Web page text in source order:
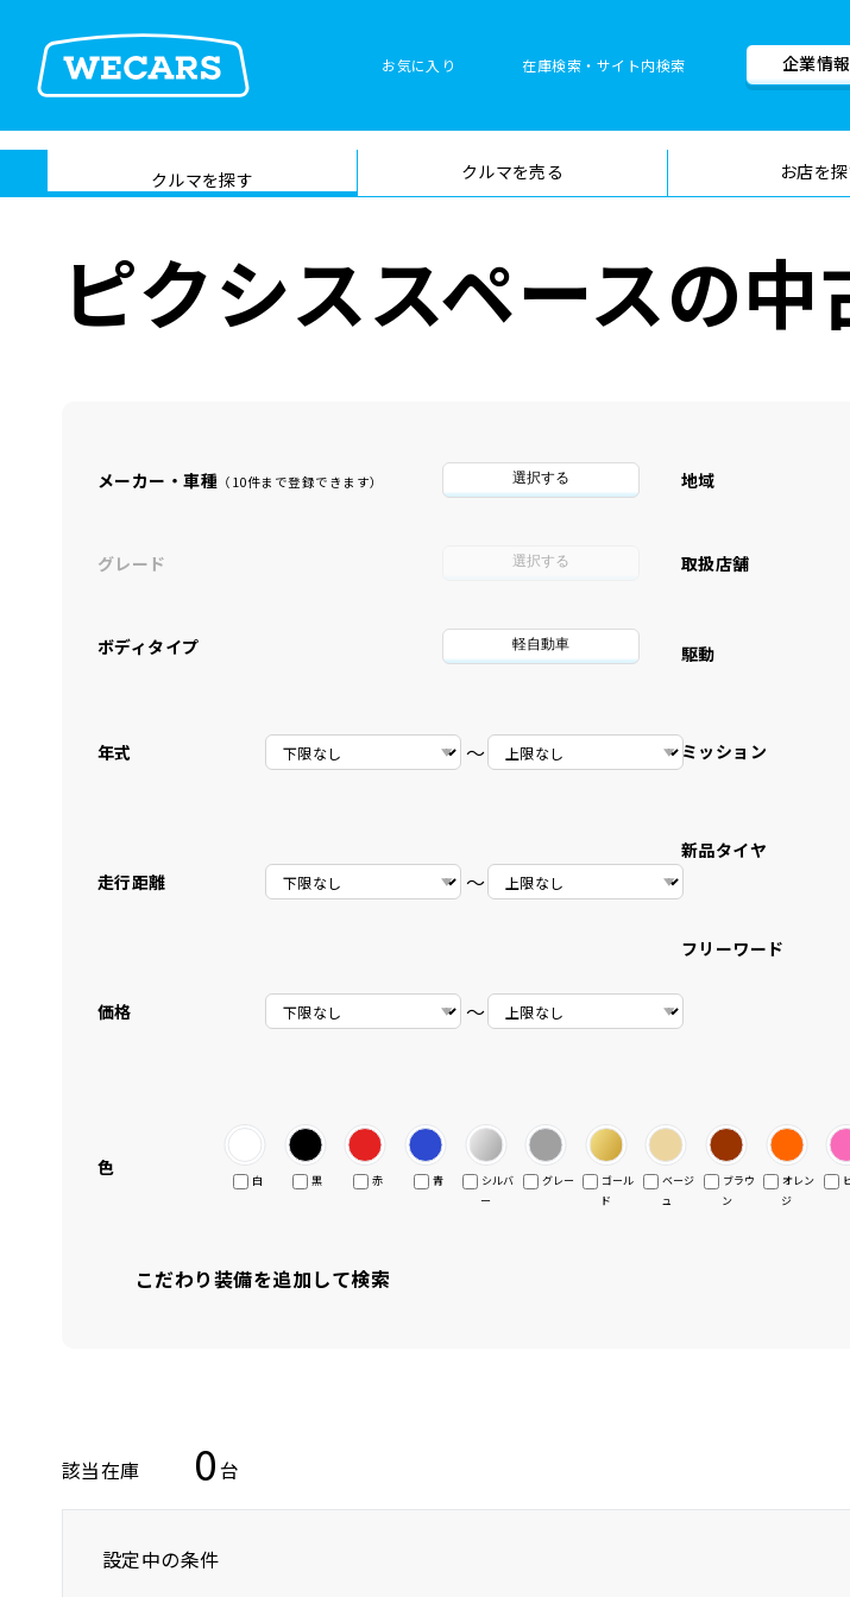
お気に入り 在庫検索・サイト内検索
在庫検索
サイト内検
索
企業情報
クルマを探す クルマを売る お店を
車検料金・メニュー
ピクシススペースの
メーカー・車種 （10件まで登録できます） 選択する
グレード 選択する
ボディタイプ 軽自動車
年式 〜
走行距離 〜
価格 〜
地域
取扱店舗
駆動
ミッション
新品タイヤ
フリーワード
色
白 黒 赤 青
シルバ
ー
グレー
ゴール
ド
ベージ
ュ
ブラウ
ン
オレン
ジ
こだわり装備を追加して検索
該当在庫 0台
設定中の条件